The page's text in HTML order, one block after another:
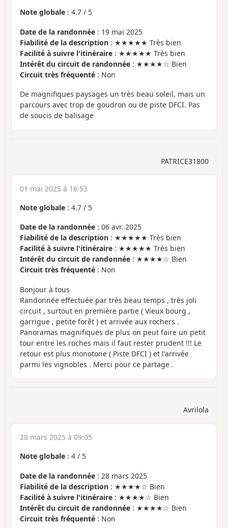
Note globale : 4.7 / 5
Date de la randonnée : 19 mai 2025
Fiabilité de la description : ★★★★★ Très bien
Facilité à suivre l'itinéraire : ★★★★★ Très bien
Intérêt du circuit de randonnée : ★★★★☆ Bien
Circuit très fréquenté : Non
De magnifiques paysages un très beau soleil, mais un
parcours avec trop de goudron ou de piste DFCI. Pas
de soucis de balisage
PATRICE31800
01 mai 2025 à 16:53
Note globale : 4.7 / 5
Date de la randonnée : 06 avr. 2025
Fiabilité de la description : ★★★★★ Très bien
Facilité à suivre l'itinéraire : ★★★★★ Très bien
Intérêt du circuit de randonnée : ★★★★☆ Bien
Circuit très fréquenté : Non
Bonjour à tous
Randonnée effectuée par très beau temps , très joli
circuit , surtout en première partie ( Vieux bourg ,
garrigue , petite forêt ) et arrivée aux rochers .
Panoramas magnifiques de plus on peut faire un petit
tour entre les roches mais il faut rester prudent !!! Le
retour est plus monotone ( Piste DFCI ) et l'arrivée
parmi les vignobles . Merci pour ce partage .
Avrilola
28 mars 2025 à 09:05
Note globale : 4 / 5
Date de la randonnée : 28 mars 2025
Fiabilité de la description : ★★★★☆ Bien
Facilité à suivre l'itinéraire : ★★★★☆ Bien
Intérêt du circuit de randonnée : ★★★★☆ Bien
Circuit très fréquenté : Non